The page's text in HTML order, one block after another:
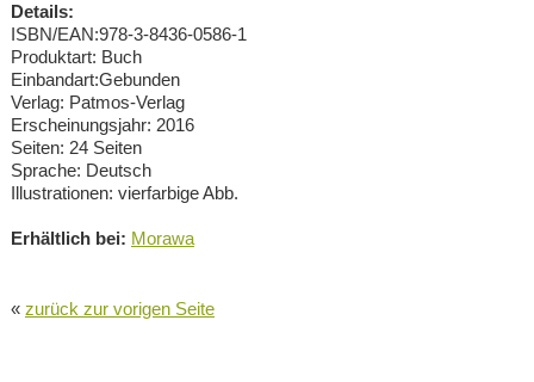
Details:
ISBN/EAN:978-3-8436-0586-1
Produktart: Buch
Einbandart:Gebunden
Verlag: Patmos-Verlag
Erscheinungsjahr: 2016
Seiten: 24 Seiten
Sprache: Deutsch
Illustrationen: vierfarbige Abb.
Erhältlich bei: Morawa
« zurück zur vorigen Seite